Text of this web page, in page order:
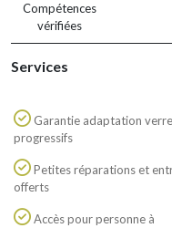
Compétences
vérifiées
Services
Garantie adaptation
progressifs
Petites réparations et
offerts
Accès pour personne à